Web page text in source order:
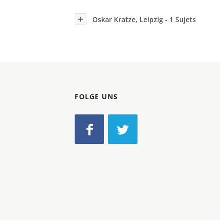
Oskar Kratze, Leipzig - 1 Sujets
FOLGE UNS